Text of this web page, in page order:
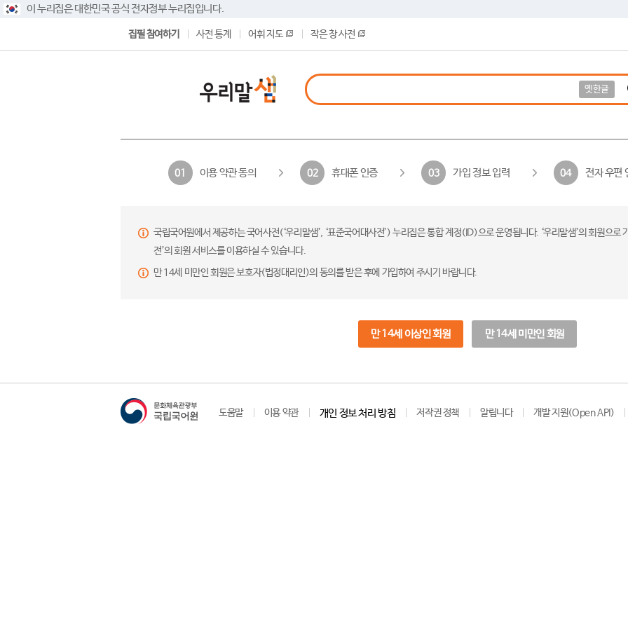
이 누리집은 대한민국 공식 전자정부 누리집입니다.
집필 참여하기 사전 통계 어휘 지도 작은 창 사전
옛한글
01 이용 약관 동의 02 휴대폰 인증 03 가입 정보 입력 04 전자 우편
국립국어원에서 제공하는 국어사전(‘우리말샘’, ‘표준국어대사전’) 누리집은 통합 계정(ID)으로 운영됩니다. ‘우리말샘’의 회원으
전’의 회원 서비스를 이용하실 수 있습니다.
만 14세 미만인 회원은 보호자(법정대리인)의 동의를 받은 후에 가입하여 주시기 바랍니다.
만 14세 이상인 회원 만 14세 미만인 회원
도움말 이용 약관 개인 정보 처리 방침 저작권 정책 알립니다 개발 지원(Open API)